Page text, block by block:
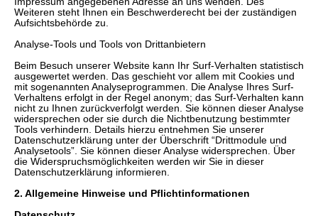
Weiteren steht Ihnen ein Beschwerderecht bei der zuständigen
Aufsichtsbehörde zu.
Analyse-Tools und Tools von Drittanbietern
Beim Besuch unserer Website kann Ihr Surf-Verhalten statistisch
ausgewertet werden. Das geschieht vor allem mit Cookies und
mit sogenannten Analyseprogrammen. Die Analyse Ihres Surf-
Verhaltens erfolgt in der Regel anonym; das Surf-Verhalten kann
nicht zu Ihnen zurückverfolgt werden. Sie können dieser Analyse
widersprechen oder sie durch die Nichtbenutzung bestimmter
Tools verhindern. Details hierzu entnehmen Sie unserer
Datenschutzerklärung unter der Überschrift “Drittmodule und
Analysetools”. Sie können dieser Analyse widersprechen. Über
die Widerspruchsmöglichkeiten werden wir Sie in dieser
Datenschutzerklärung informieren.
2. Allgemeine Hinweise und Pflichtinformationen